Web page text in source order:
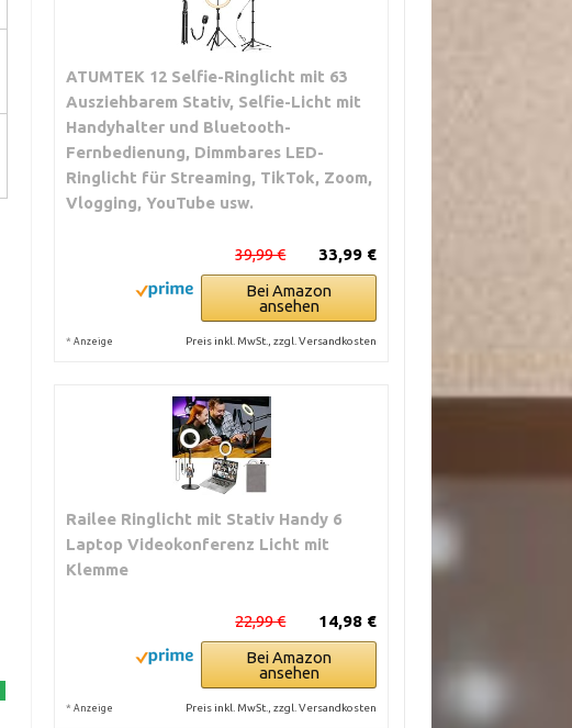
ATUMTEK 12 Selfie-Ringlicht mit 63
Ausziehbarem Stativ, Selfie-Licht mit
Handyhalter und Bluetooth-
Fernbedienung, Dimmbares LED-
Ringlicht für Streaming, TikTok, Zoom,
Vlogging, YouTube usw.
33,99 €
39,99 €
Bei Amazon
ansehen
* Anzeige Preis inkl. MwSt., zzgl. Versandkosten
Railee Ringlicht mit Stativ Handy 6
Laptop Videokonferenz Licht mit
Klemme
14,98 €
22,99 €
Bei Amazon
ansehen
* Anzeige Preis inkl. MwSt., zzgl. Versandkosten